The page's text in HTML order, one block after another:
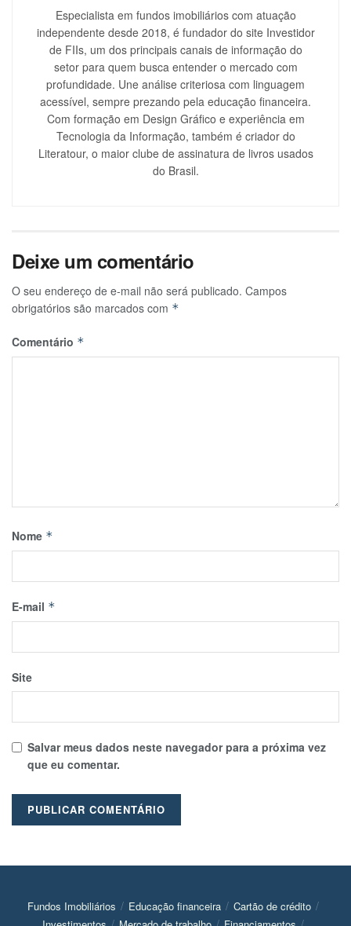
Especialista em fundos imobiliários com atuação
independente desde 2018, é fundador do site Investidor
de FIIs, um dos principais canais de informação do
setor para quem busca entender o mercado com
profundidade. Une análise criteriosa com linguagem
acessível, sempre prezando pela educação financeira.
Com formação em Design Gráfico e experiência em
Tecnologia da Informação, também é criador do
Literatour, o maior clube de assinatura de livros usados
do Brasil.
Deixe um comentário
O seu endereço de e-mail não será publicado. Campos
obrigatórios são marcados com *
Comentário *
Nome *
E-mail *
Site
Salvar meus dados neste navegador para a próxima vez
que eu comentar.
Fundos Imobiliários Educação financeira
Cartão de crédito